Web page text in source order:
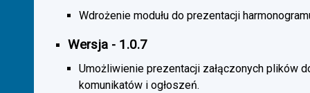
Wdrożenie modułu do prezentacji
Wersja - 1.0.7
Umożliwienie prezentacji załączonych plików
komunikatów i ogłoszeń.